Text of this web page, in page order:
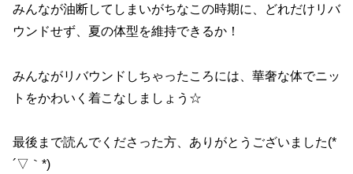
みんなが油断してしまいがちなこの時期に、どれだけリバ
ウンドせず、夏の体型を維持できるか！
みんながリバウンドしちゃったころには、華奢な体でニッ
トをかわいく着こなしましょう☆
最後まで読んでくださった方、ありがとうございました(*
´▽｀*)